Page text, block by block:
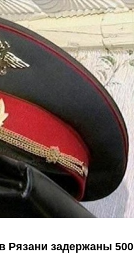
Рязани задержаны 500